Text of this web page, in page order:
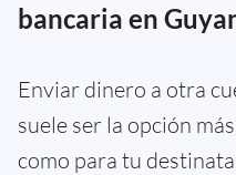
bancaria en
Enviar dinero a otra
suele ser la opción
como para tu